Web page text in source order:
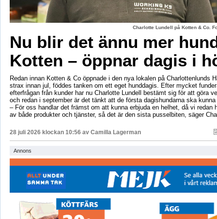
Charlotte Lundell på Kotten & Co.
Nu blir det ännu mer
Kotten – öppnar dagis i
Redan innan Kotten & Co öppnade i den nya lokalen på Charlottenlunds
strax innan jul, föddes tanken om ett eget hunddagis. Efter mycket
efterfrågan från kunder har nu Charlotte Lundell bestämt sig för att göra
och redan i september är det tänkt att de första dagishundarna ska
– För oss handlar det främst om att kunna erbjuda en helhet, då vi redan
av både produkter och tjänster, så det är den sista pusselbiten, säger
28 juli 2026 klockan 10:56 av Camilla Lagerman
Annons